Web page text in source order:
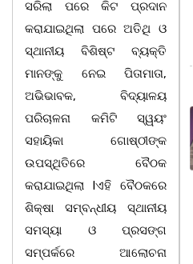
ସରିଲା ପରେ କିଟ ପ୍ରଦାନ
କରାଯାଇଥିଲା ପରେ ଅତିଥି ଓ
ସ୍ଥାନୀୟ ବିଶିଷ୍ଟ ବ୍ୟକ୍ତି
ମାନଙ୍କୁ ନେଇ ପିତାମାତା,
ଅଭିଭାବକ, ବିଦ୍ୟାଳୟ
ପରିଚାଳନା କମିଟି ସ୍ୱୟଂ
ସହାୟିକା ଗୋଷ୍ଠୀଙ୍କ
ଉପସ୍ଥିତିରେ ବୈଠକ
କରାଯାଇଥିଲା lଏହି ବୈଠକରେ
ଶିକ୍ଷା ସମ୍ବନ୍ଧୀୟ ସ୍ଥାନୀୟ
ସମସ୍ୟା ଓ ପ୍ରସଙ୍ଗ
ସମ୍ପର୍କରେ ଆଲୋଚନା